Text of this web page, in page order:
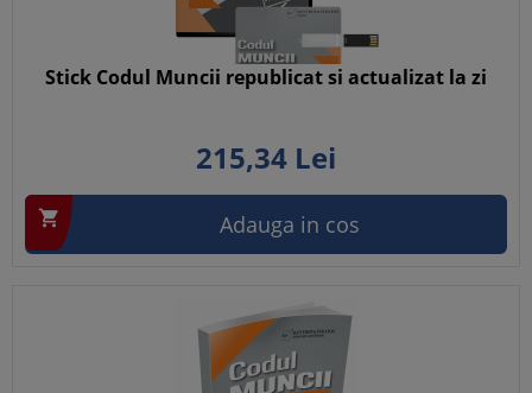
Stick Codul Muncii republicat si actualizat la zi
215,34 Lei
 Adauga in cos